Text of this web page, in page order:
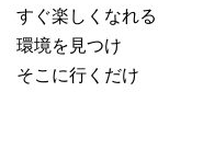
すぐ楽しくなれる
環境を見つけ
そこに行くだけ